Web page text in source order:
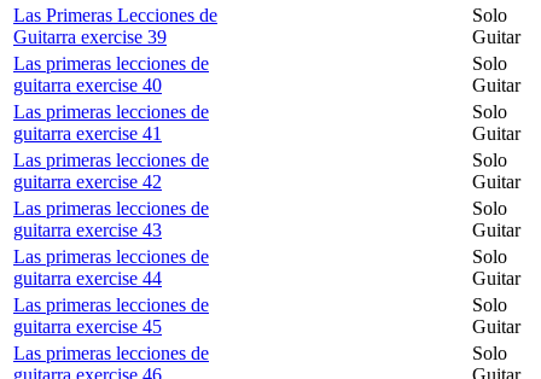
Las Primeras Lecciones de
Guitarra exercise 39
Solo
Guitar
Las primeras lecciones de
guitarra exercise 40
Solo
Guitar
Las primeras lecciones de
guitarra exercise 41
Solo
Guitar
Las primeras lecciones de
guitarra exercise 42
Solo
Guitar
Las primeras lecciones de
guitarra exercise 43
Solo
Guitar
Las primeras lecciones de
guitarra exercise 44
Solo
Guitar
Las primeras lecciones de
guitarra exercise 45
Solo
Guitar
Las primeras lecciones de
guitarra exercise 46
Solo
Guitar